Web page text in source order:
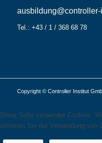
ausbildung@controller-
Tel.: +43 / 1 / 368 68 78
Copyright © Controller Institut
Diese Seite verwendet Cookies.
stimmen Sie der Verwendung von